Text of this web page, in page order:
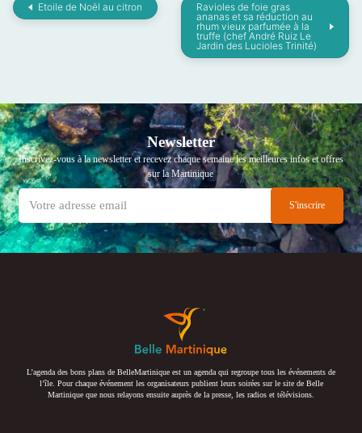
Etoile de Noël au citron
Ravioles de foie gras
ananas et sa réduction au
rhum vieux parfumée à la
truffe (chef André Ruiz Le
Jardin des Lucioles Trinité)
Newsletter
Inscrivez-vous à la newsletter et recevez chaque semaine les meilleures infos et offres
sur la Martinique
L’agenda des bons plans de BelleMartinique est un agenda qui regroupe tous les événements de
l’île. Pour chaque événement les organisateurs publient leurs soirées sur le site de Belle
Martinique que nous relayons ensuite auprès de la presse, les radios et télévisions.